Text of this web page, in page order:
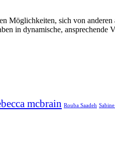
Möglichkeiten, sich von
in dynamische, ansprechende
mcbrain Rouba Saadeh